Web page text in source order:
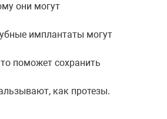
они могут
имплантаты могут
поможет сохранить
как протезы.